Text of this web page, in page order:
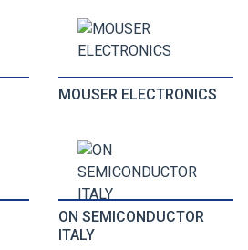
MOUSER ELECTRONICS
ON SEMICONDUCTOR
ITALY